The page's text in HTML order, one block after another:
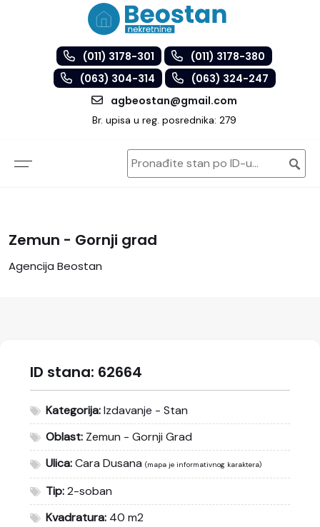
(011) 3178-301
(011) 3178-380
(063) 304-314
(063) 324-247
agbeostan@gmail.com
Br. upisa u reg. posrednika: 279
Zemun - Gornji grad
Agencija Beostan
ID stana: 62664
Kategorija:Izdavanje - Stan
Oblast: Zemun - Gornji Grad
Ulica:Cara Dusana (mapa je informativnog karaktera)
Tip:2-soban
Kvadratura: 40 m2